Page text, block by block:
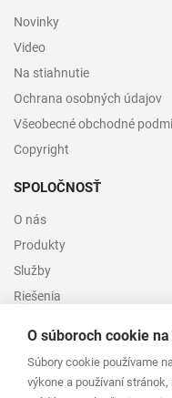
Novinky
Video
Na stiahnutie
Ochrana osobných údajov
Všeobecné obchodné
Copyright
SPOLOČNOSŤ
O nás
Produkty
Služby
Riešenia
ADRESA
TRANSCOM TECHNIK, spol.
O súboroch cookie
Súbory cookie používame
výkone a používaní